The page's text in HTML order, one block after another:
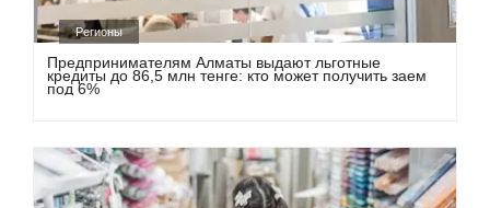
Регионы
Предпринимателям Алматы выдают льготные
кредиты до 86,5 млн тенге: кто может получить заем
под 6%